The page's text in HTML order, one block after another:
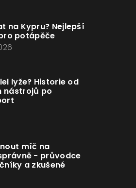
na Kypru? Nejlepší
potápěče
lyže? Historie od
nástrojů po
míč na
- průvodce
a zkušené